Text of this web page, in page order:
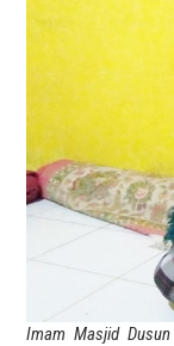
Imam Masjid